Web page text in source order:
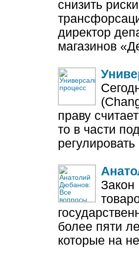
снизить
директор
магазинов
праву
то в части
более пяти
которые на